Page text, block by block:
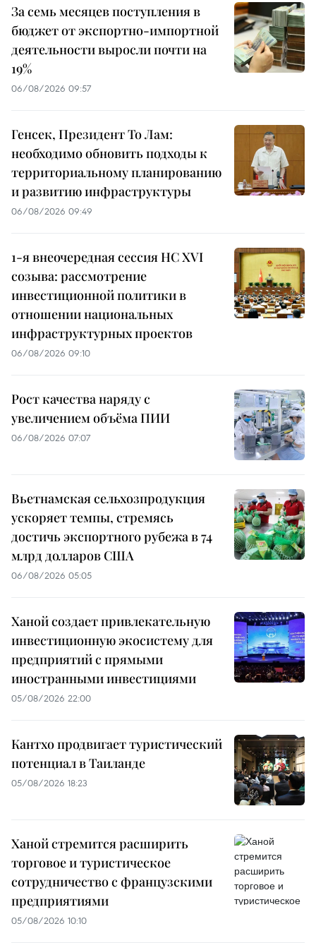
За семь месяцев поступления в
бюджет от экспортно-импортной
деятельности выросли почти на
19%
06/08/2026 09:57
Генсек, Президент То Лам:
необходимо обновить подходы к
территориальному планированию
и развитию инфраструктуры
06/08/2026 09:49
1-я внеочередная сессия НС XVI
созыва: рассмотрение
инвестиционной политики в
отношении национальных
инфраструктурных проектов
06/08/2026 09:10
Рост качества наряду с
увеличением объёма ПИИ
06/08/2026 07:07
Вьетнамская сельхозпродукция
ускоряет темпы, стремясь
достичь экспортного рубежа в 74
млрд долларов США
06/08/2026 05:05
Ханой создает привлекательную
инвестиционную экосистему для
предприятий с прямыми
иностранными инвестициями
05/08/2026 22:00
Кантхо продвигает туристический
потенциал в Таиланде
05/08/2026 18:23
Ханой стремится расширить
торговое и туристическое
сотрудничество с французскими
предприятиями
05/08/2026 10:10